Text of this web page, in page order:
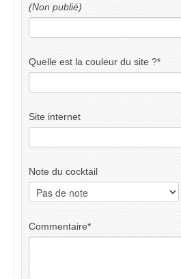
(Non publié)
Quelle est la couleur du site ?*
Site internet
Note du cocktail
Commentaire*